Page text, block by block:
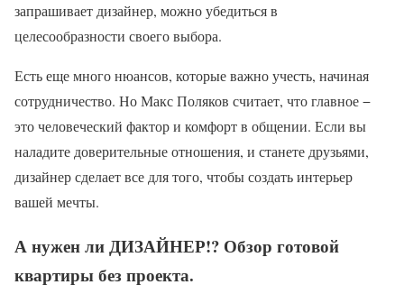
запрашивает дизайнер, можно убедиться в
целесообразности своего выбора.
Есть еще много нюансов, которые важно учесть, начиная
сотрудничество. Но Макс Поляков считает, что главное −
это человеческий фактор и комфорт в общении. Если вы
наладите доверительные отношения, и станете друзьями,
дизайнер сделает все для того, чтобы создать интерьер
вашей мечты.
А нужен ли ДИЗАЙНЕР!? Обзор готовой
квартиры без проекта.